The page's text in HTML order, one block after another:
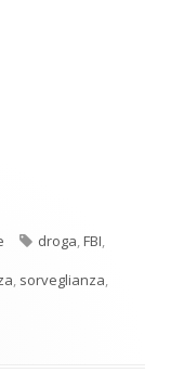
Tag
droga,FBI,
, sorveglianza,